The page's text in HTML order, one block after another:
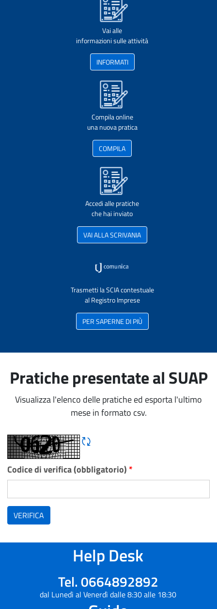
Vai alle
informazioni sulle attività
INFORMATI
Compila online
una nuova pratica
COMPILA
Accedi alle pratiche
che hai inviato
VAI ALLA SCRIVANIA
Trasmetti la SCIA contestuale
al Registro Imprese
PER SAPERNE DI PIÙ
Pratiche presentate al SUAP
Visualizza l'elenco delle pratiche ed esporta l'ultimo
mese in formato csv.
Rigene CAPTCHA
Codice di verifica (obbligatorio) *
VERIFICA
Help Desk
Tel. 0664892892
dal Lunedì al Venerdì dalle 8:30 alle 18:30